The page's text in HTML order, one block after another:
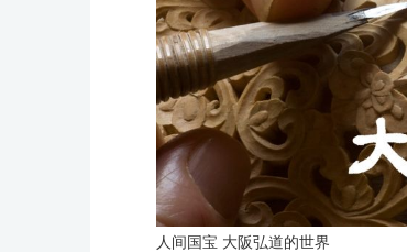
人间国宝 大阪弘道的世界